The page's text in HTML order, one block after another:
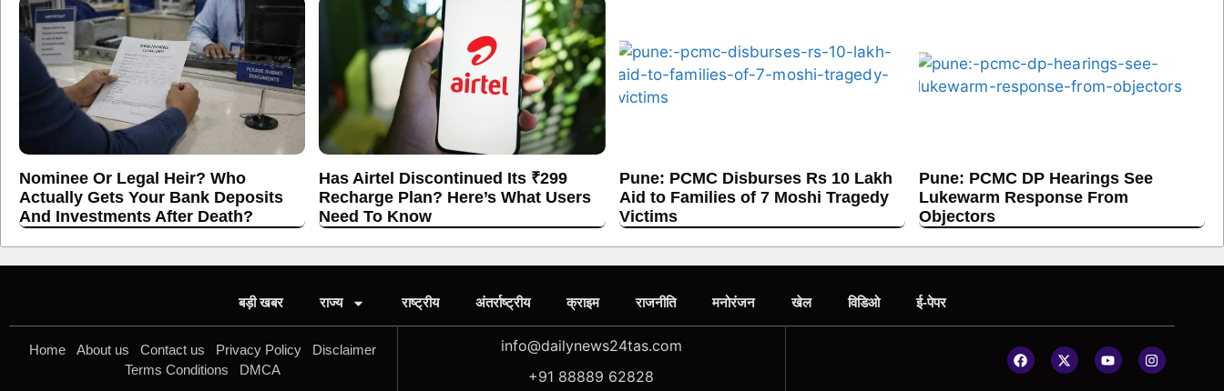
Nominee Or Legal Heir? Who
Actually Gets Your Bank Deposits
And Investments After Death?
Has Airtel Discontinued Its ₹299
Recharge Plan? Here’s What Users
Need To Know
Pune: PCMC Disburses Rs 10 Lakh
Aid to Families of 7 Moshi Tragedy
Victims
Pune: PCMC DP Hearings See
Lukewarm Response From
Objectors
बड़ी खबर राज्य राष्ट्रीय अंतर्राष्ट्रीय क्राइम राजनीति मनोरंजन खेल विडिओ ई-पेपर
Home About us Contact us Privacy Policy
Disclaimer
Terms Conditions
DMCA
info@dailynews24tas.com
+91 88889 62828